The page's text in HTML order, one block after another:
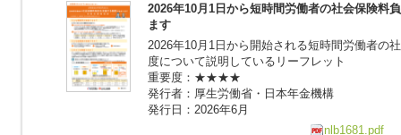
2026年10月1日から短時間労働者の社会保険料
ます
2026年10月1日から開始される短時間労働者の
度について説明しているリーフレット
重要度：★★★★
発行者：厚生労働省・日本年金機構
発行日：2026年6月
nlb1681.pdf